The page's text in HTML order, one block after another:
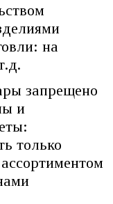
на
запрещено
и
только